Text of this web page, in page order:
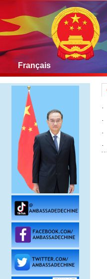
Français
·
·
·
·